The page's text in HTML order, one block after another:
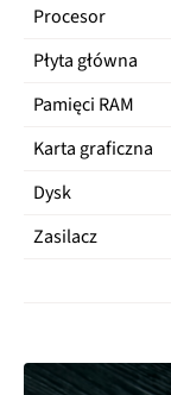
Procesor
Płyta główna
Pamięci RAM
Karta graficzna
Dysk
Zasilacz